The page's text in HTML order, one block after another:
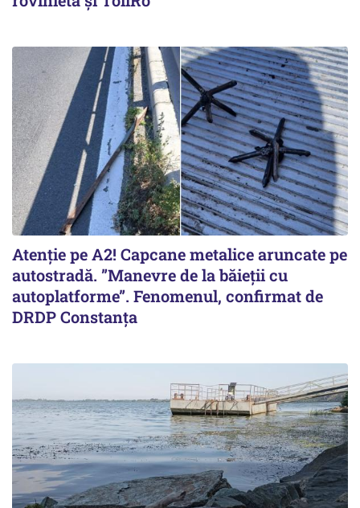
Atenție pe A2! Capcane metalice aruncate pe
autostradă. ”Manevre de la băieții cu
autoplatforme”. Fenomenul, confirmat de
DRDP Constanța